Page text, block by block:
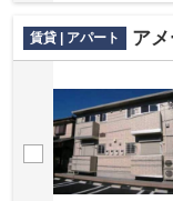
賃貸 | アパート ア